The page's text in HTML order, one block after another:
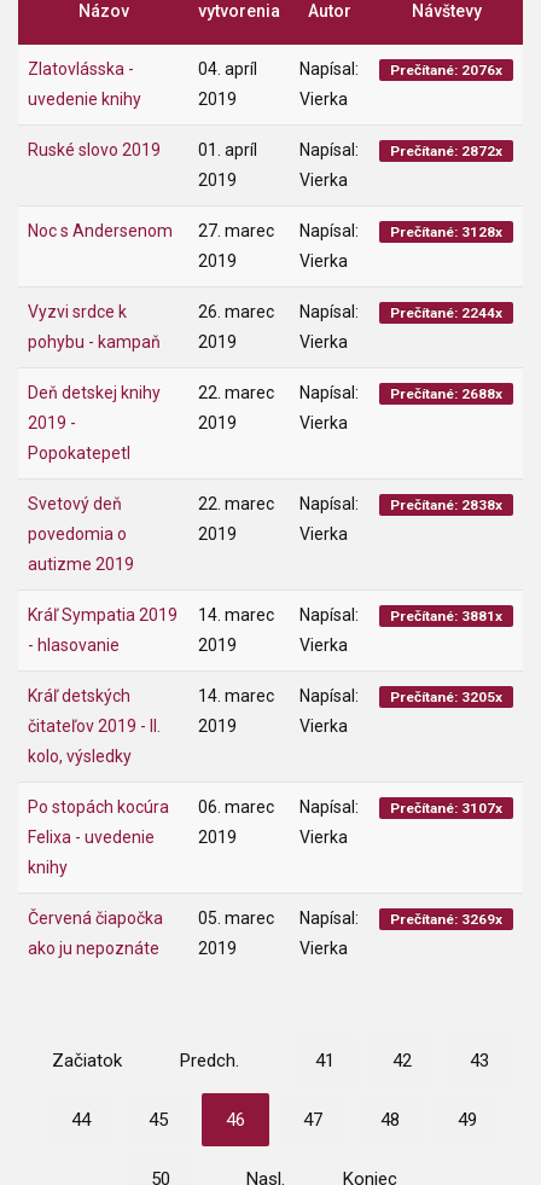
Názov
vytvorenia
Autor Návštevy
Zlatovlásska -
uvedenie knihy
04. apríl
2019
Napísal:
Vierka
Prečítané: 2076x
Ruské slovo 2019
01. apríl
2019
Napísal:
Vierka
Prečítané: 2872x
Noc s Andersenom
27. marec
2019
Napísal:
Vierka
Prečítané: 3128x
Vyzvi srdce k
pohybu - kampaň
26. marec
2019
Napísal:
Vierka
Prečítané: 2244x
Deň detskej knihy
2019 -
Popokatepetl
22. marec
2019
Napísal:
Vierka
Prečítané: 2688x
Svetový deň
povedomia o
autizme 2019
22. marec
2019
Napísal:
Vierka
Prečítané: 2838x
Kráľ Sympatia 2019
- hlasovanie
14. marec
2019
Napísal:
Vierka
Prečítané: 3881x
Kráľ detských
čitateľov 2019 - II.
kolo, výsledky
14. marec
2019
Napísal:
Vierka
Prečítané: 3205x
Po stopách kocúra
Felixa - uvedenie
knihy
06. marec
2019
Napísal:
Vierka
Prečítané: 3107x
Červená čiapočka
ako ju nepoznáte
05. marec
2019
Napísal:
Vierka
Prečítané: 3269x
Začiatok Predch. 41 42 43
44 45 46 47 48 49
50 Nasl. Koniec